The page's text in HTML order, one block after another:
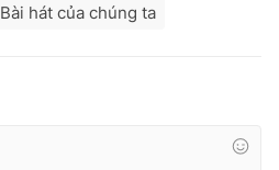
Bài hát của chúng ta